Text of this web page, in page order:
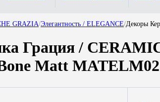
GRAZIA/Элегантность / ELEGANCE/Декоры
Грация /
Matt MATELM02